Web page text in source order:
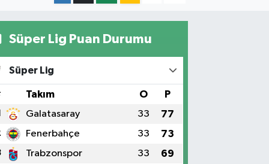
Süper Lig Puan Durumu
Süper Lig
Takım O P
Galatasaray 33 77
Fenerbahçe 33 73
Trabzonspor 33 69